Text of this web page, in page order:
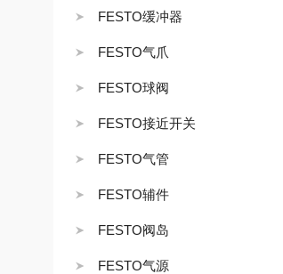
FESTO缓冲器
FESTO气爪
FESTO球阀
FESTO接近开关
FESTO气管
FESTO辅件
FESTO阀岛
FESTO气源